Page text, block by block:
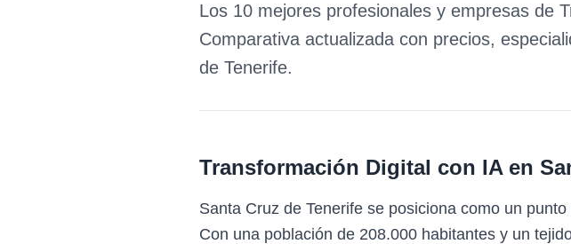
Los 10 mejores profesionales y empresas de
Comparativa actualizada con precios,
de Tenerife.
Transformación Digital con IAen
Santa Cruz de Tenerife se posiciona como un
Con una población de 208.000 habitantes y un